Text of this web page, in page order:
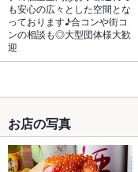
も安心の広々とした空間とな
っております♪合コンや街コ
ンの相談も◎大型団体様大歓
迎
お店の写真